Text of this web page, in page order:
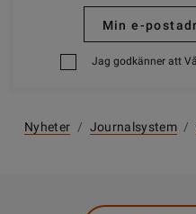
Jag godkänner att
Nyheter / Journalsystem /